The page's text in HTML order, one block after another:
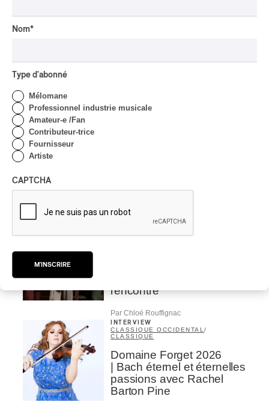
Par Frédéric Cardin
Valérie Milot – Ravel
ans de carrière
Par Alexandre Villemaire
TRAD QUÉBÉCOIS/TRADITIONNEL
rencontre
Par Chloé Rouffignac
INTERVIEW
CLASSIQUE OCCIDENTAL /
CLASSIQUE
Domaine Forget 2026
| Bach éternel et éternelles
passions avec Rachel
Barton Pine
Nom*
Type d'abonné
Mélomane
Professionnel industrie musicale
Amateur-e /Fan
Contributeur-trice
Fournisseur
Artiste
CAPTCHA
M'INSCRIRE